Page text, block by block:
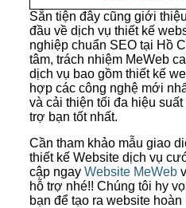
Sẵn tiện đây cũng giới
đầu về dịch vụ thiết kế
nghiệp chuẩn SEO tại Hồ
tâm, trách nhiệm MeWeb
dịch vụ bao gồm thiết kế
hợp các công nghệ mới
và cải thiện tối đa hiệu
trợ bạn tốt nhất.
Cần tham khảo mẫu giao
thiết kế Website dịch vụ
cập ngay Website MeWeb
hỗ trợ nhé!! Chúng tôi hy
bạn để tạo ra website hoàn